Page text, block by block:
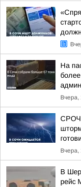
На
Вчера,
Вчера,
В
рейс